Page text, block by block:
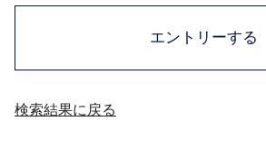
エントリーする
検索結果に戻る